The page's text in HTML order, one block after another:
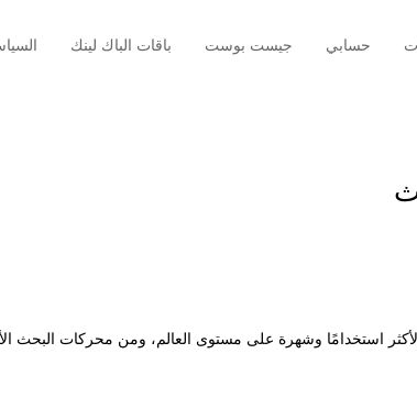
حسابي جيست بوست باقات الباك لينك
استخدامًا وشهرة على مستوى العالم، ومن محركات البحث